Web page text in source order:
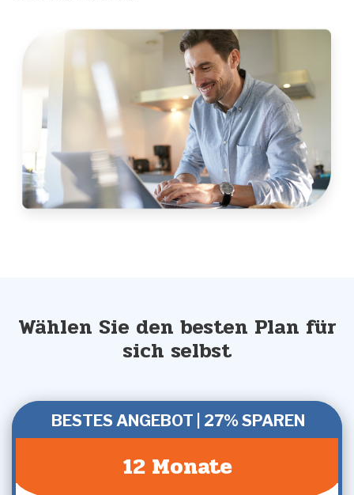
Wählen Sie den besten Plan für
sich selbst
BESTES ANGEBOT | 27% SPAREN
12 Monate